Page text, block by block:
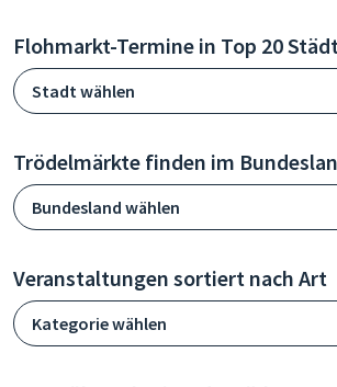
Flohmarkt-Termine in Top 20
Stadt wählen
Trödelmärkte finden im
Bundesland wählen
Veranstaltungen sortiert nach Art
Kategorie wählen